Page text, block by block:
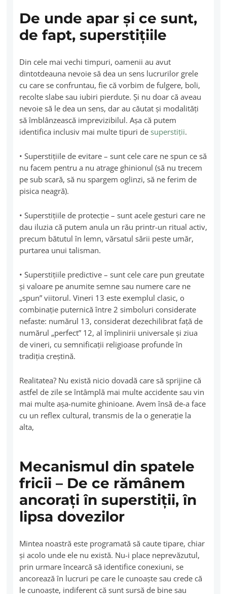
De unde apar și ce sunt,
de fapt, superstițiile
Din cele mai vechi timpuri, oamenii au avut
dintotdeauna nevoie să dea un sens lucrurilor grele
cu care se confruntau, fie că vorbim de fulgere, boli,
recolte slabe sau iubiri pierdute. Şi nu doar că aveau
nevoie să le dea un sens, dar au căutat şi modalităţi
să îmblânzească imprevizibilul. Aşa că putem
identifica inclusiv mai multe tipuri desuperstiţii.
• Superstițiile de evitare – sunt cele care ne spun ce să
nu facem pentru a nu atrage ghinionul (să nu trecem
pe sub scară, să nu spargem oglinzi, să ne ferim de
pisica neagră).
• Superstițiile de protecție – sunt acele gesturi care ne
dau iluzia că putem anula un rău printr-un ritual activ,
precum bătutul în lemn, vărsatul sării peste umăr,
purtarea unui talisman.
• Superstițiile predictive – sunt cele care pun greutate
şi valoare pe anumite semne sau numere care ne
„spun” viitorul. Vineri 13 este exemplul clasic, o
combinație puternică între 2 simboluri considerate
nefaste: numărul 13, considerat dezechilibrat față de
numărul „perfect” 12, al împlinirii universale și ziua
de vineri, cu semnificații religioase profunde în
tradiția creștină.
Realitatea? Nu există nicio dovadă care să sprijine că
astfel de zile se întâmplă mai multe accidente sau vin
mai multe aşa-numite ghinioane. Avem însă de-a face
cu un reflex cultural, transmis de la o generaţie la
alta,
Mecanismul din spatele
fricii – De ce rămânem
ancoraţi în superstiţii, în
lipsa dovezilor
Mintea noastră este programată să caute tipare, chiar
și acolo unde ele nu există. Nu-i place neprevăzutul,
prin urmare încearcă să identifice conexiuni, se
ancorează în lucruri pe care le cunoaşte sau crede că
le cunoaşte, indiferent că sunt sursă de bine sau